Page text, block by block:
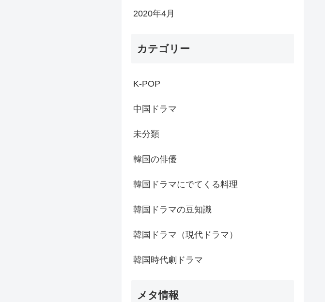
2020年4月
カテゴリー
K-POP
中国ドラマ
未分類
韓国の俳優
韓国ドラマにでてくる料理
韓国ドラマの豆知識
韓国ドラマ（現代ドラマ）
韓国時代劇ドラマ
メタ情報